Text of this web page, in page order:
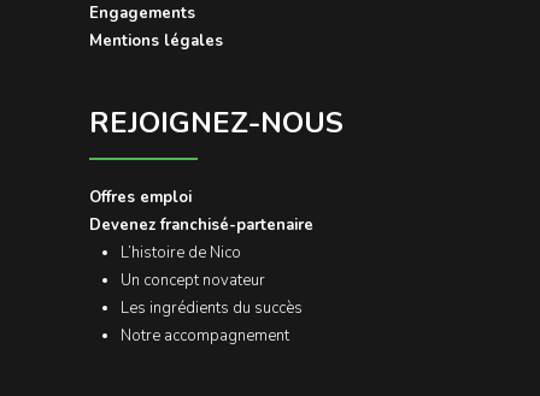
Engagements
Mentions légales
REJOIGNEZ-NOUS
Offres emploi
Devenez franchisé-partenaire
L’histoire de Nico
Un concept novateur
Les ingrédients du succès
Notre accompagnement